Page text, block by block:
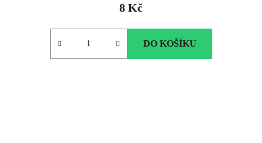
8 Kč
DO KOŠÍKU